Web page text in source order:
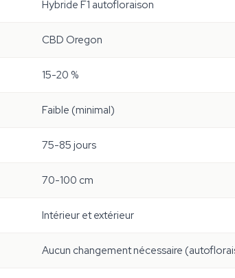
Hybride F1 autofloraison
CBD Oregon
15-20 %
Faible (minimal)
75-85 jours
70-100 cm
Intérieur et extérieur
Aucun changement nécessaire